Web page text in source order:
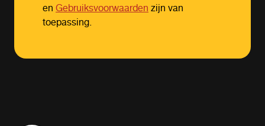
en Gebruiksvoorwaardenzijn van
toepassing.